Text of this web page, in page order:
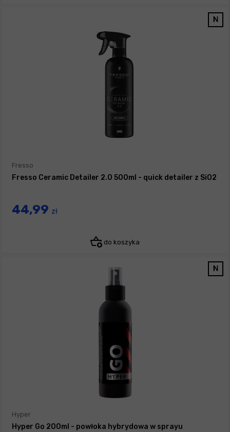
Fresso
Fresso Ceramic Detailer 2.0 500ml - quick detailer z SiO2
44,99 zł
do koszyka
Hyper
Hyper Go 200ml - powłoka hybrydowa w sprayu